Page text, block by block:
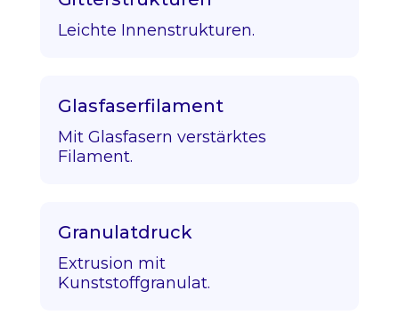
Leichte Innenstrukturen.
Glasfaserfilament
Mit Glasfasern verstärktes
Filament.
Granulatdruck
Extrusion mit
Kunststoffgranulat.